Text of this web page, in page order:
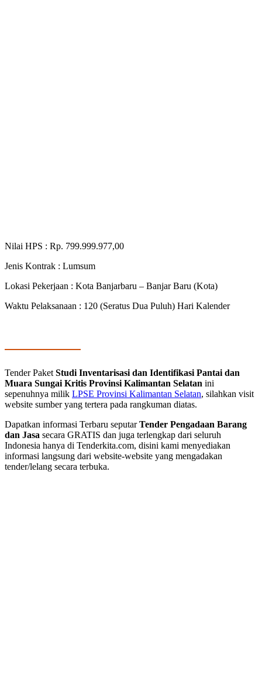
Nilai HPS : Rp. 799.999.977,00
Jenis Kontrak : Lumsum
Lokasi Pekerjaan : Kota Banjarbaru – Banjar Baru (Kota)
Waktu Pelaksanaan : 120 (Seratus Dua Puluh) Hari Kalender
Tender Paket Studi Inventarisasi dan Identifikasi Pantai dan
Muara Sungai Kritis Provinsi Kalimantan Selatan ini
sepenuhnya milik LPSE Provinsi Kalimantan Selatan, silahkan visit
website sumber yang tertera pada rangkuman diatas.
Dapatkan informasi Terbaru seputarTender Pengadaan Barang
dan Jasa secara GRATIS dan juga terlengkap dari seluruh
Indonesia hanya di Tenderkita.com, disini kami menyediakan
informasi langsung dari website-website yang mengadakan
tender/lelang secara terbuka.